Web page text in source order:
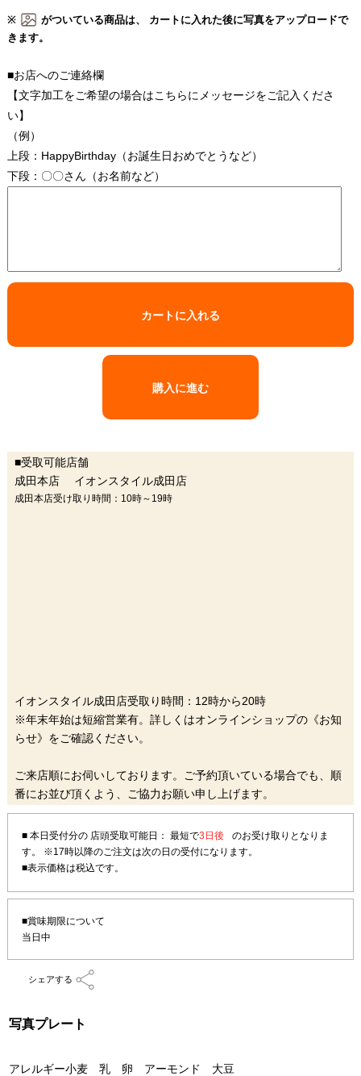
※
がついている商品は、 カートに入れた後に写真をアップロードで
きます。
■お店へのご連絡欄
【文字加工をご希望の場合はこちらにメッセージをご記入くださ
い】
（例）
上段：HappyBirthday（お誕生日おめでとうなど）
下段：〇〇さん（お名前など）
カートに入れる
購入に進む
■受取可能店舗
成田本店 イオンスタイル成田店
成田本店受け取り時間：10時～19時
イオンスタイル成田店受取り時間：12時から20時
※年末年始は短縮営業有。詳しくはオンラインショップの《お知
らせ》をご確認ください。
ご来店順にお伺いしております。ご予約頂いている場合でも、順
番にお並び頂くよう、ご協力お願い申し上げます。
■ 本日受付分の 店頭受取可能日： 最短で3日後
のお受け取りとなりま
す。
※17時以降のご注文は次の日の受付になります。
■賞味期限について
当日中
シェアする
写真プレート
アレルギー小麦 乳 卵 アーモンド 大豆